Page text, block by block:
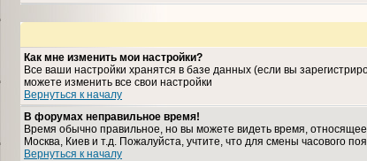
Как мне изменить мои настройки?
Все ваши настройки хранятся в базе данных (если вы
можете изменить все свои настройки
Вернуться к началу
В форумах неправильное время!
Время обычно правильное, но вы можете видеть время,
Москва, Киев и т.д. Пожалуйста, учтите, что для смены часового
Вернуться к началу